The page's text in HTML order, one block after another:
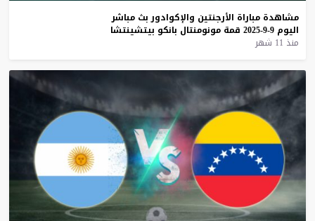
مشاهدة مباراة الأرجنتين والإكوادور بث مباشر
اليوم 9-9-2025 قمة مونومنتال بانكو بيتشينتشا
منذ 11 شهر